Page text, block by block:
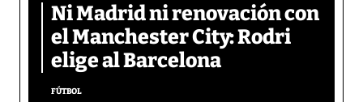
Ni Madrid ni renovación con
el Manchester City: Rodri
elige al Barcelona
FÚTBOL